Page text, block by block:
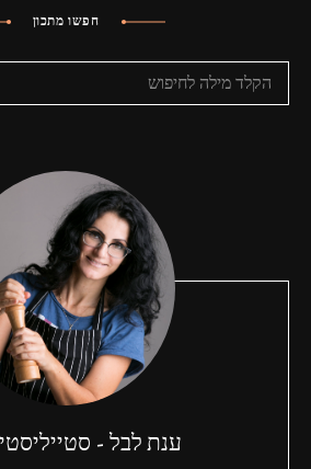
חפשו מתכון
ענת לבל -